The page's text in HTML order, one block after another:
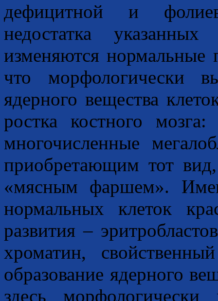
дефицитной и
недостатка
изменяются
что морфологически
ядерного вещества
ростка костного
многочисленные
приобретающим тот
«мясным фаршем».
нормальных клеток
развития –
хроматин,
образование ядерного
здесь